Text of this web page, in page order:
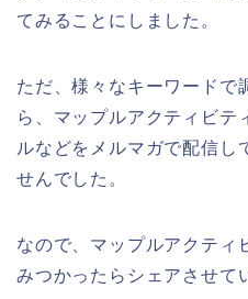
てみることにしました。
ただ、様々なキーワードで
ら、マップルアクティビテ
ルなどをメルマガで配信し
せんでした。
なので、マップルアクティ
みつかったらシェアさせて